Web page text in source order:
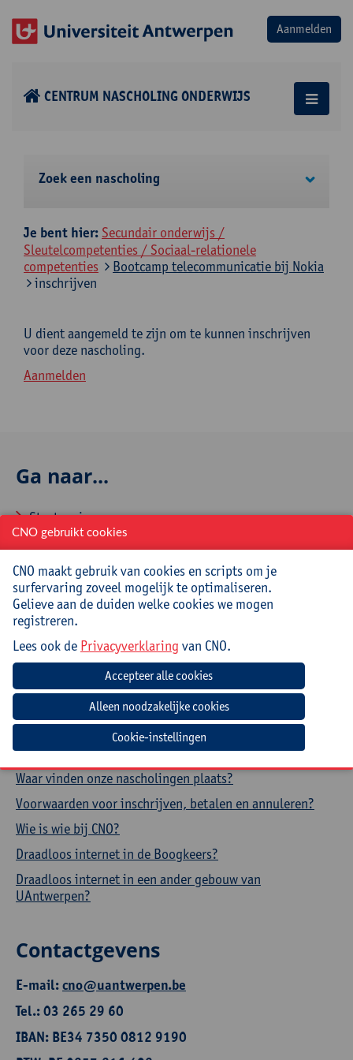
CENTRUM NASCHOLING ONDERWIJS
Zoek een nascholing
Je bent hier: Secundair onderwijs /
Sleutelcompetenties / Sociaal-relationele
competenties
Bootcamp telecommunicatie bij Nokia
inschrijven
U dient aangemeld te zijn om te kunnen inschrijven
voor deze nascholing.
Aanmelden
Ga naar...
Startpagina
Over CNO
Contacteer CNO
Veelgestelde vragen
Hoe aanmelden en inschrijven via CNOweb?
Hoe een evaluatieformulier invullen?
Hoe een aanwezigheidsattest downloaden?
Hoe je profiel aanpassen?
Waar vinden onze nascholingen plaats?
Voorwaarden voor inschrijven, betalen en annuleren?
Wie is wie bij CNO?
Draadloos internet in de Boogkeers?
Draadloos internet in een ander gebouw van
UAntwerpen?
Contactgevens
E-mail:cno@uantwerpen.be
Tel.: 03 265 29 60
IBAN: BE34 7350 0812 9190
CNO gebruikt cookies
CNO maakt gebruik van cookies en scripts om je
surfervaring zoveel mogelijk te optimaliseren.
Gelieve aan de duiden welke cookies we mogen
registreren.
Lees ook de Privacyverklaring van CNO.
Cookie-instellingen